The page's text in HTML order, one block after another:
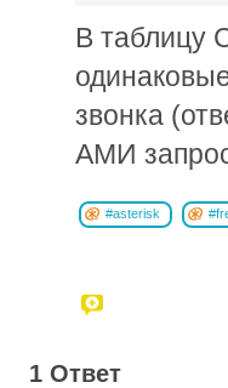
В таблицу
звонка
АМИ
#asterisk
1 Ответ